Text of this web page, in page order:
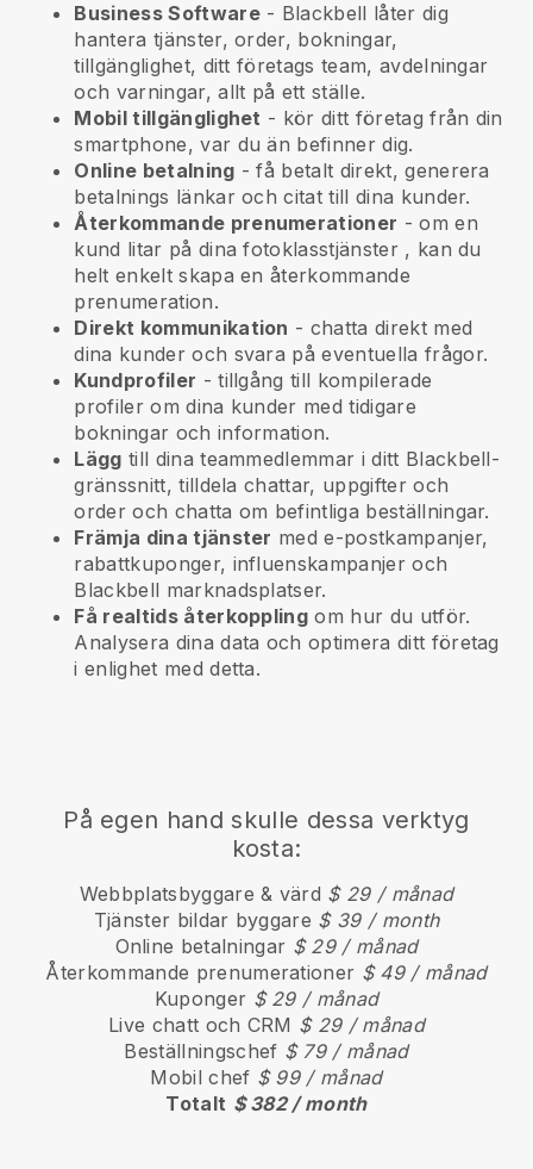
Business Software- Blackbell låter dig
hantera tjänster, order, bokningar,
tillgänglighet, ditt företags team, avdelningar
och varningar, allt på ett ställe.
Mobil tillgänglighet - kör ditt företag från din
smartphone, var du än befinner dig.
Online betalning - få betalt direkt, generera
betalnings länkar och citat till dina kunder.
Återkommande prenumerationer -om en
kund litar på dina fotoklasstjänster, kan du
helt enkelt skapa en återkommande
prenumeration.
Direkt kommunikation - chatta direkt med
dina kunder och svara på eventuella frågor.
Kundprofiler - tillgång till kompilerade
profiler om dina kunder med tidigare
bokningar och information.
Lägg till dina teammedlemmar i ditt Blackbell-
gränssnitt, tilldela chattar, uppgifter och
order och chatta om befintliga beställningar.
Främja dina tjänster med e-postkampanjer,
rabattkuponger, influenskampanjer och
Blackbell marknadsplatser.
Få realtids återkoppling om hur du utför.
Analysera dina data och optimera ditt företag
i enlighet med detta.
På egen hand skulle dessa verktyg
kosta:
Webbplatsbyggare & värd $ 29 / månad
Tjänster bildar byggare $ 39 / month
Online betalningar $ 29 / månad
Återkommande prenumerationer $ 49 / månad
Kuponger $ 29 / månad
Live chatt och CRM $ 29 / månad
Beställningschef $ 79 / månad
Mobil chef $ 99 / månad
Totalt $ 382 / month